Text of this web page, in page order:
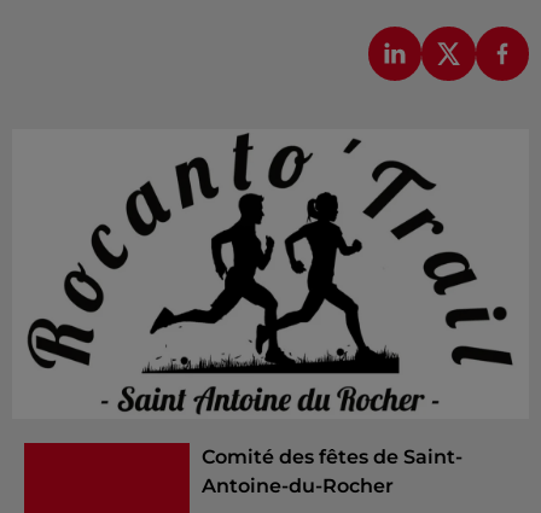
Comité des fêtes de Saint-
Antoine-du-Rocher